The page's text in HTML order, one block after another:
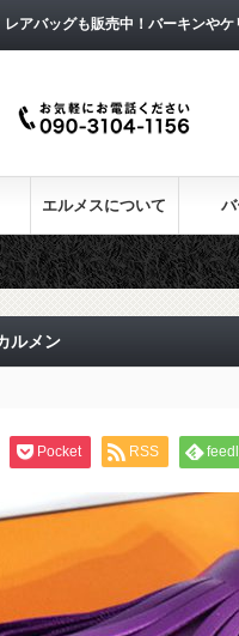
アバッグも販売中！バーキンや
エルメスについて
ルメン
Pocket RSS